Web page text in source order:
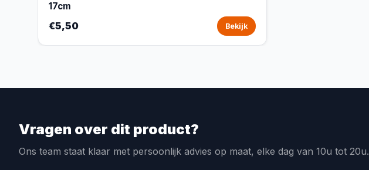
17cm
€5,50 Bekijk
Vragen over dit product?
Ons team staat klaar met persoonlijk advies op maat, elke dag van 10u tot 20u.